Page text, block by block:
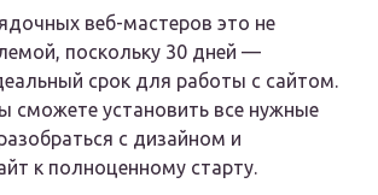
веб-мастеров это не
поскольку 30 дней —
срок для работы с сайтом.
сможете установить все нужные
с дизайном и
к полноценному старту.